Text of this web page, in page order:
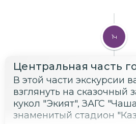
1ч
Центральная часть
В этой части экскурсии
взглянуть на сказочный замок-театр
кукол "Экият", ЗАГС "Чаша", а также
знаменитый стадион